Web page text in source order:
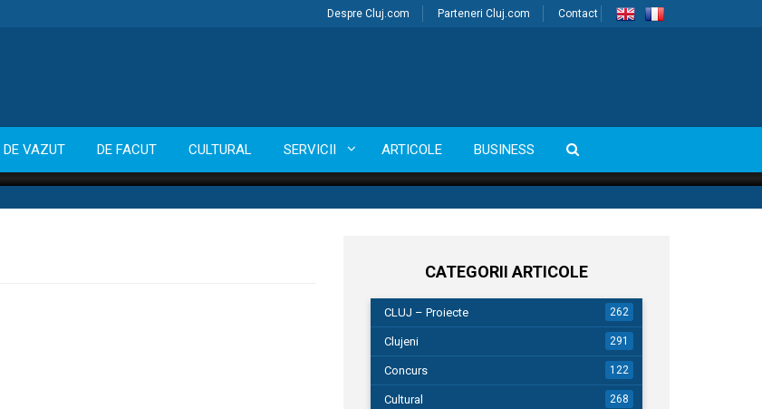
Despre Cluj.com Parteneri Cluj.com Contact
DE VAZUT DE FACUT CULTURAL SERVICII ARTICOLE BUSINESS
CATEGORII ARTICOLE
CLUJ – Proiecte 262
Clujeni 291
Concurs 122
Cultural 268